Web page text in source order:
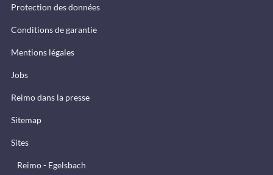
Protection des données
Conditions de garantie
Mentions légales
Jobs
Reimo dans la presse
Sitemap
Sites
Reimo - Egelsbach